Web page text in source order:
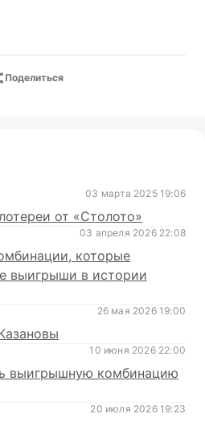
Поделиться
03 марта 2025 19:06
от «Столото»
03 апреля 2026 22:08
которые
выигрыши в истории
26 мая 2026 19:00
10 июня 2026 22:00
выигрышную комбинацию
20 июля 2026 19:23